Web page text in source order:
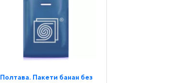
Полтава. Пакети банан без